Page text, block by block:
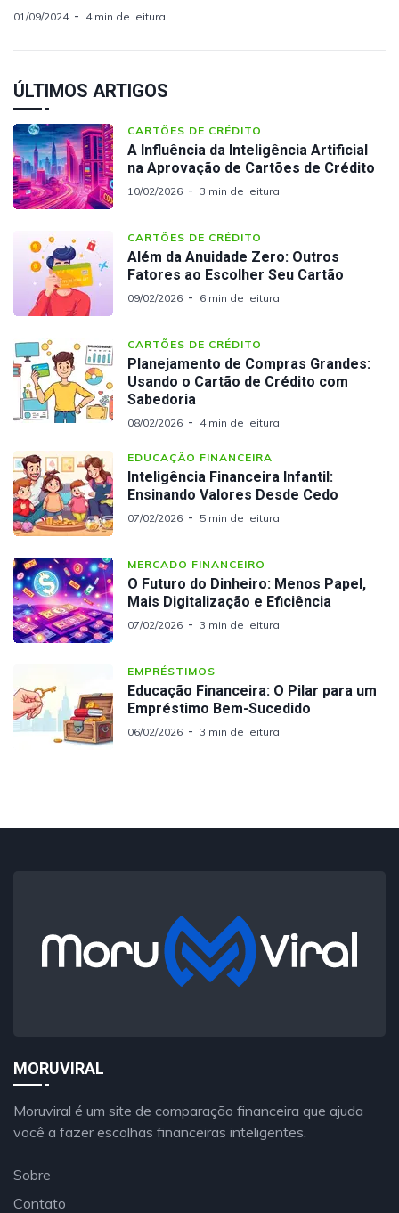
01/09/2024 4 min de leitura
ÚLTIMOS ARTIGOS
CARTÕES DE CRÉDITO
A Influência da Inteligência Artificial
na Aprovação de Cartões de Crédito
10/02/2026 3 min de leitura
CARTÕES DE CRÉDITO
Além da Anuidade Zero: Outros
Fatores ao Escolher Seu Cartão
09/02/2026 6 min de leitura
CARTÕES DE CRÉDITO
Planejamento de Compras Grandes:
Usando o Cartão de Crédito com
Sabedoria
08/02/2026 4 min de leitura
EDUCAÇÃO FINANCEIRA
Inteligência Financeira Infantil:
Ensinando Valores Desde Cedo
07/02/2026 5 min de leitura
MERCADO FINANCEIRO
O Futuro do Dinheiro: Menos Papel,
Mais Digitalização e Eficiência
07/02/2026 3 min de leitura
EMPRÉSTIMOS
Educação Financeira: O Pilar para um
Empréstimo Bem-Sucedido
06/02/2026 3 min de leitura
MORUVIRAL
Moruviral é um site de comparação financeira que ajuda
você a fazer escolhas financeiras inteligentes.
Sobre
Contato